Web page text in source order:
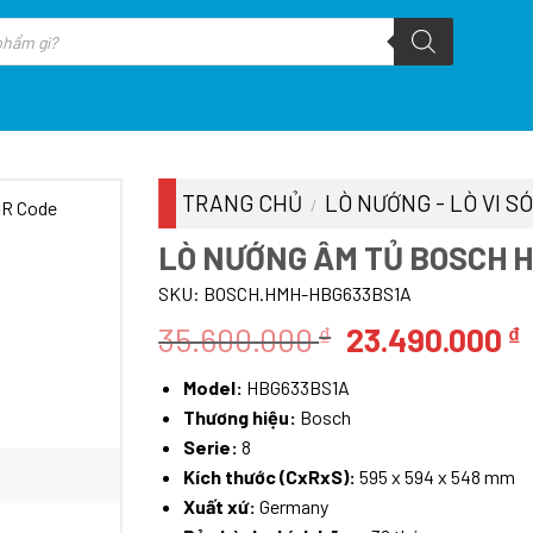
TRANG CHỦ / LÒ NƯỚNG - LÒ VI
LÒ NƯỚNG ÂM TỦ BOSCH
SKU: BOSCH.HMH-HBG633BS1A
35.600.000₫ Giá
là:
35.600.000 ₫.
23.490.000 ₫
Model: HBG633BS1A
Thương hiệu: Bosch
Serie: 8
Kích thước (CxRxS): 595 x 594 x 548 mm
Xuất xứ: Germany